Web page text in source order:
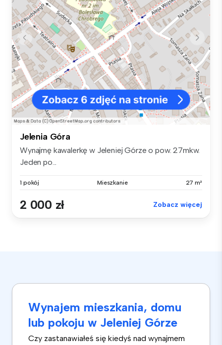
Jelenia Góra
Wynajmę kawalerkę w Jeleniej Górze o pow. 27mkw.
Jeden po...
1 pokój Mieszkanie 27 m²
2 000 zł Zobacz więcej
Wynajem mieszkania, domu
lub pokoju w Jeleniej Górze
Czy zastanawiałeś się kiedyś nad wynajmem